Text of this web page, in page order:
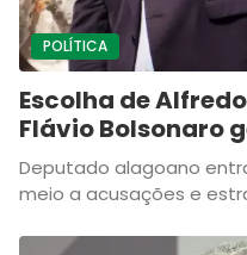
POLÍTICA
Escolha de
Flávio Bolsonaro
Deputado alagoano
meio a acusações e